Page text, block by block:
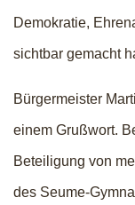
Demokratie,
sichtbar gemacht
Bürgermeister
einem Grußwort.
Beteiligung von
des Seume-